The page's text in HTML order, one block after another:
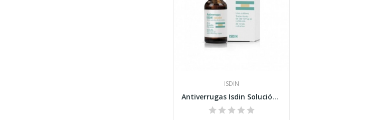
ISDIN
Antiverrugas Isdin Solución Tópica 20 Ml